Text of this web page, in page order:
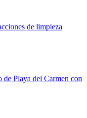
de limpieza
de Playa del Carmen con